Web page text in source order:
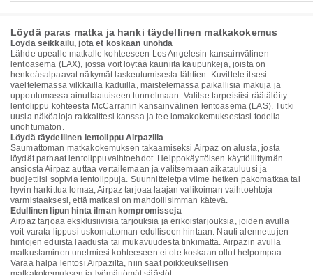
Löydä paras matka ja hanki täydellinen matkakokemus
Löydä seikkailu, jota et koskaan unohda
Lähde upealle matkalle kohteeseen Los Angelesin kansainvälinen
lentoasema (LAX), jossa voit löytää kauniita kaupunkeja, joista on
henkeäsalpaavat näkymät laskeutumisesta lähtien. Kuvittele itsesi
vaeltelemassa vilkkailla kaduilla, maistelemassa paikallisia makuja ja
uppoutumassa ainutlaatuiseen tunnelmaan. Valitse tarpeisiisi räätälöity
lentolippu kohteesta McCarranin kansainvälinen lentoasema (LAS). Tutki
uusia näköaloja rakkaittesi kanssa ja tee lomakokemuksestasi todella
unohtumaton.
Löydä täydellinen lentolippu Airpazilla
Saumattoman matkakokemuksen takaamiseksi Airpaz on alusta, josta
löydät parhaat lentolippuvaihtoehdot. Helppokäyttöisen käyttöliittymän
ansiosta Airpaz auttaa vertailemaan ja valitsemaan aikatauluusi ja
budjettiisi sopivia lentolippuja. Suunnitteletpa viime hetken pakomatkaa tai
hyvin harkittua lomaa, Airpaz tarjoaa laajan valikoiman vaihtoehtoja
varmistaaksesi, että matkasi on mahdollisimman kätevä.
Edullinen lipun hinta ilman kompromisseja
Airpaz tarjoaa eksklusiivisia tarjouksia ja erikoistarjouksia, joiden avulla
voit varata lippusi uskomattoman edulliseen hintaan. Nauti alennettujen
hintojen eduista laadusta tai mukavuudesta tinkimättä. Airpazin avulla
matkustaminen unelmiesi kohteeseen ei ole koskaan ollut helpompaa.
Varaa halpa lentosi Airpazilta, niin saat poikkeuksellisen